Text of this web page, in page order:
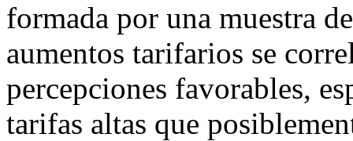
formada por una muestra
aumentos tarifarios se
percepciones favorables,
tarifas altas que